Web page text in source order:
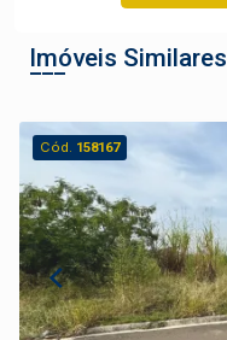
Imóveis Similares
Cód. 158167